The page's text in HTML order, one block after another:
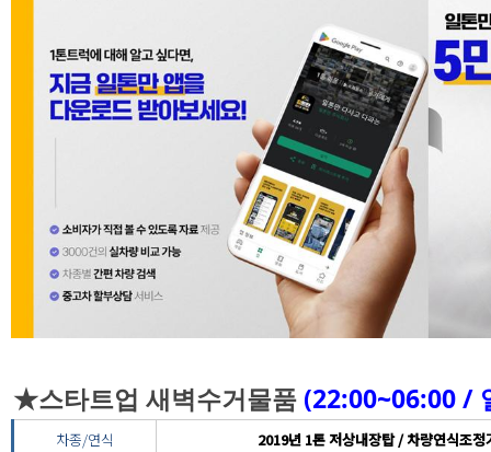
★스타트업 새벽수거물품 (22:00~06:00 /
차종/연식
2019년 1톤 저상내장탑 / 차량연식조정